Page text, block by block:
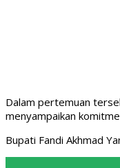
Dalam pertemuan
menyampaikan
Bupati Fandi Akhmad